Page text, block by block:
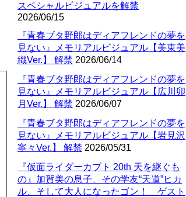
スペシャルビジュアルを解禁
2026/06/15
『青春ブタ野郎はディアフレンドの夢を
見ない』メモリアルビジュアル【美東美
織Ver.】 解禁 2026/06/14
『青春ブタ野郎はディアフレンドの夢を
見ない』メモリアルビジュアル【広川卯
月Ver.】 解禁 2026/06/07
『青春ブタ野郎はディアフレンドの夢を
見ない』メモリアルビジュアル【岩見沢
寧々Ver.】 解禁 2026/05/31
『仮面ライダーカブト 20th 天を継ぐも
の』加賀美の息子、その学友“天道”ヒカ
ル、そして大人になったゴン！ ゲスト